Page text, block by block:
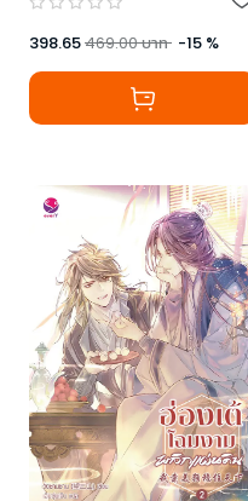
398.65469.00บาท -15 %